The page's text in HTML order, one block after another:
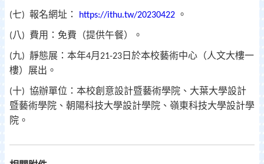
(七) 報名網址： https://ithu.tw/20230422 。
(八) 費用：免費（提供午餐）。
(九) 靜態展：本年4月 21-23 日於本校藝術中心（人文大樓一
樓）展出。
(十) 協辦單位：本校創意設計暨藝術學院、大葉大學設計
暨藝術學院、朝陽科技大學設計學院、嶺東科技大學設計學
院。